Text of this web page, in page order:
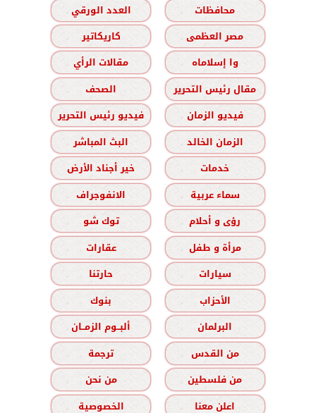
محافظات
العدد الورقي
مصر العظمى
كاريكاتير
وا إسلاماه
مقالات الرأي
مقال رئيس التحرير
الصحف
فيديو الزمان
فيديو رئيس التحرير
الزمان الخالد
البث المباشر
خدمات
خير أجناد الأرض
سماء عربية
الانفوجراف
رؤى و أحلام
توك شو
مرأة و طفل
عقارات
سيارات
حارتنا
الأحزاب
بنوك
البرلمان
ألبــوم الزمــان
من القدس
ترجمة
من فلسطين
من نحن
اعلن معنا
الخصوصية